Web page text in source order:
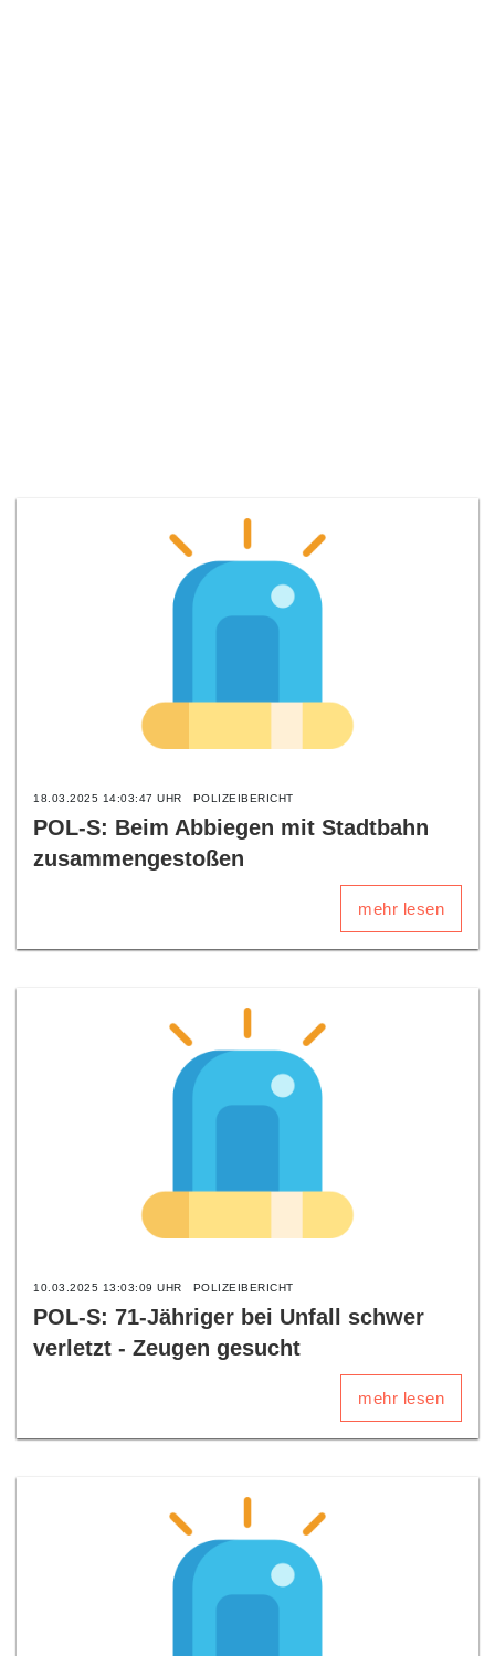
18.03.2025 14:03:47 UHR POLIZEIBERICHT
POL-S: Beim Abbiegen mit Stadtbahn
zusammengestoßen
mehr lesen
10.03.2025 13:03:09 UHR POLIZEIBERICHT
POL-S: 71-Jähriger bei Unfall schwer
verletzt - Zeugen gesucht
mehr lesen